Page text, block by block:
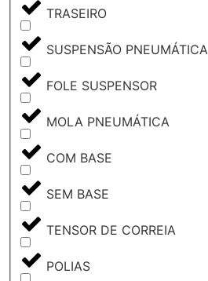
TRASEIRO
SUSPENSÃO PNEUMÁTICA
FOLE SUSPENSOR
MOLA PNEUMÁTICA
COM BASE
SEM BASE
TENSOR DE CORREIA
POLIAS